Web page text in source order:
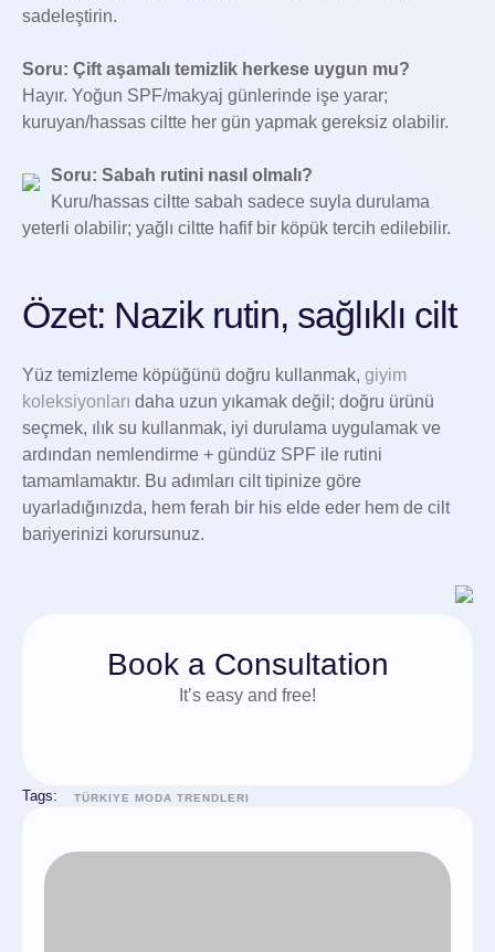
sadeleştirin.
Soru: Çift aşamalı temizlik herkese uygun mu?
Hayır. Yoğun SPF/makyaj günlerinde işe yarar;
kuruyan/hassas ciltte her gün yapmak gereksiz olabilir.
Soru: Sabah rutini nasıl olmalı?
Kuru/hassas ciltte sabah sadece suyla durulama
yeterli olabilir; yağlı ciltte hafif bir köpük tercih edilebilir.
Özet: Nazik rutin, sağlıklı cilt
Yüz temizleme köpüğünü doğru kullanmak, giyim
koleksiyonları daha uzun yıkamak değil; doğru ürünü
seçmek, ılık su kullanmak, iyi durulama uygulamak ve
ardından nemlendirme + gündüz SPF ile rutini
tamamlamaktır. Bu adımları cilt tipinize göre
uyarladığınızda, hem ferah bir his elde eder hem de cilt
bariyerinizi korursunuz.
Book a Consultation
It’s easy and free!
Tags: TÜRKIYE MODA TRENDLERI